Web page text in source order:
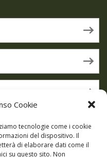
Cookie
tecnologie come i cookie
del dispositivo. Il
di elaborare dati come il
su questo sito. Non